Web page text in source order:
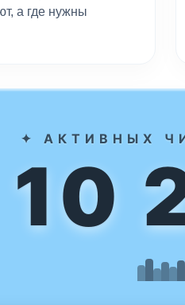
а где нужны
✦ АКТИВНЫХ
10